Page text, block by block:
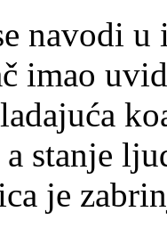
navodi
imao
a stanje
je